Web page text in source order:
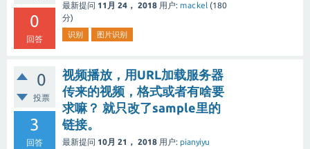
0
回答
最新提问 11月 24， 2018 用户: mackel (180
分)
识别 图片识别
0
投票
3
回答
视频播放，用URL加载服务器
传来的视频，格式或者有啥要
求嘛？ 就只改了sample里的
链接。
最新提问 10月 21， 2018 用户: pianyiyu